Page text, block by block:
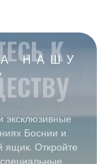
НАШУ
К
эксклюзивные
Боснии и
ящик. Откройте